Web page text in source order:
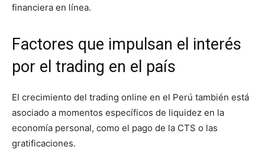
financiera en línea.
Factores que impulsan el interés
por el trading en el país
El crecimiento del trading online en el Perú también está
asociado a momentos específicos de liquidez en la
economía personal, como el pago de la CTS o las
gratificaciones.